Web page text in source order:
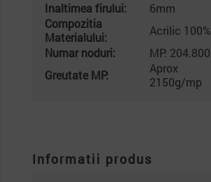
Inaltimea firului:
6mm
Compozitia
Materialului:
Acrilic 100%
Numar noduri:
MP: 204.800
Greutate MP:
Aprox
2150g/mp
Informatii produs